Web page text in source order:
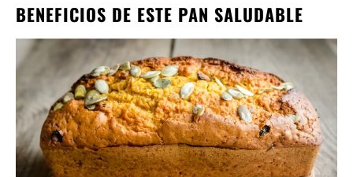
BENEFICIOS DE ESTE PAN SALUDABLE